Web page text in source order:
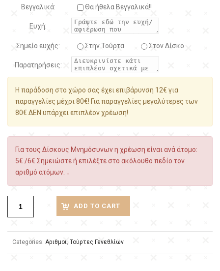
Βεγγαλικά: Θα ήθελα Βεγγαλικά!!
Ευχή:
Σημείο ευχής: Στην Τούρτα Στον Δίσκο
Παρατηρήσεις:
Η παράδοση στο χώρο σας έχει επιβάρυνση 12€ για
παραγγελίες μέχρι 80€! Για παραγγελίες μεγαλύτερες των
80€ ΔΕΝ υπάρχει επιπλέον χρέωση!
Για τους Δίσκους Μνημόσυνων η χρέωση είναι ανά άτομο:
5€ /6€ Σημειώστε ή επιλέξτε στο ακόλουθο πεδίο τον
αριθμό ατόμων: ↓
ADD TO CART
Categories: Αριθμοι, Τούρτες Γενεθλίων